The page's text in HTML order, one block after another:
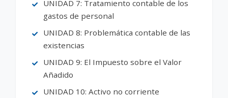
UNIDAD 7: Tratamiento contable de los
gastos de personal
UNIDAD 8: Problemática contable de las
existencias
UNIDAD 9: El Impuesto sobre el Valor
Añadido
UNIDAD 10: Activo no corriente